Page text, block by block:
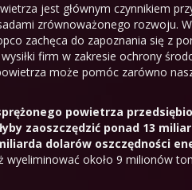
jest głównym czynnikiem
zrównoważonego rozwoju.
zachęca do zapoznania się z
firm w zakresie ochrony
może pomóc zarówno
powietrza
zaoszczędzić ponad 13
dolarów oszczędności
wyeliminować około 9 milionów